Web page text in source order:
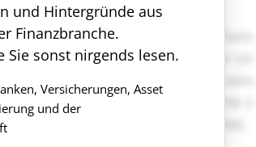
und Hintergründe aus
Finanzbranche.
sonst nirgends lesen.
Versicherungen, Asset
und der